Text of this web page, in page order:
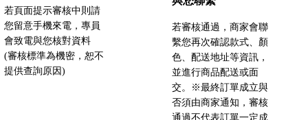
若頁面提示審核中則請
您留意手機來電，專員
會致電與您核對資料
(審核標準為機密，恕不
提供查詢原因)
若審核通過，商家會聯
繫您再次確認款式、顏
色、配送地址等資訊，
並進行商品配送或面
交。※最終訂單成立與
否須由商家通知，審核
通過不代表訂單一定成